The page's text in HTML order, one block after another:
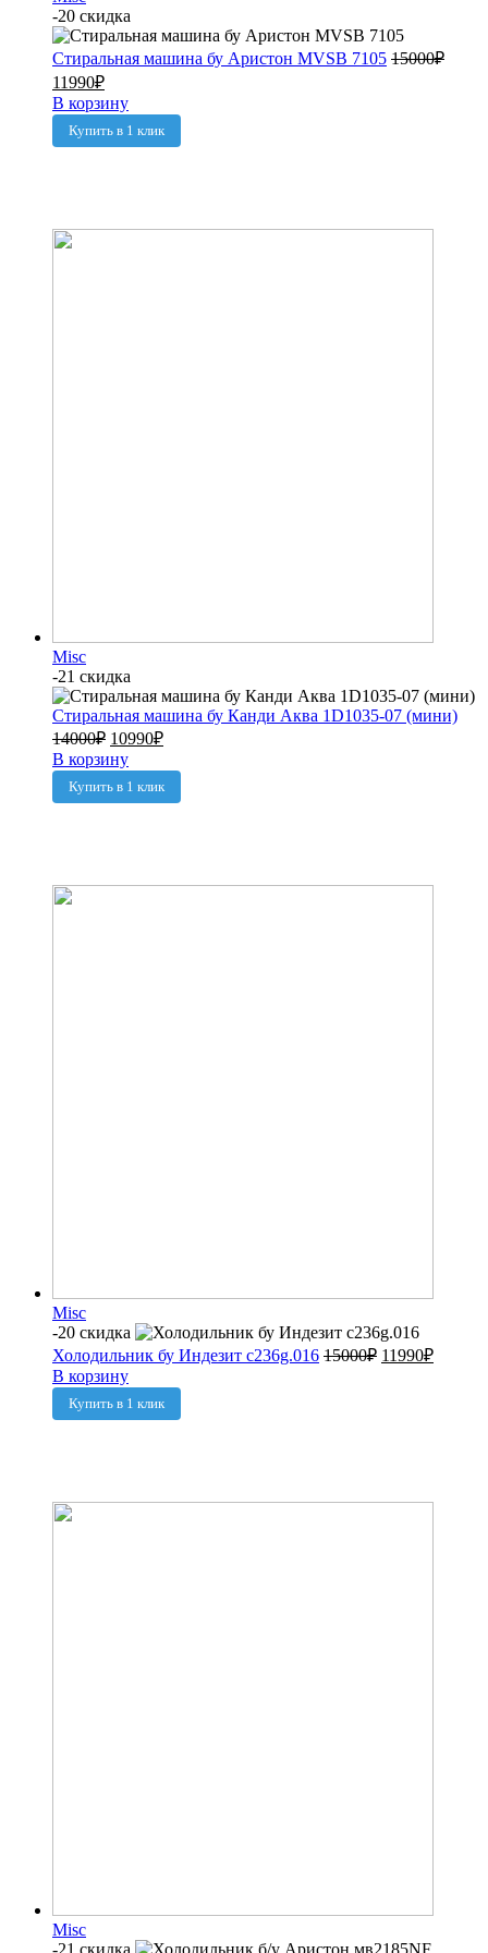
-20 скидка
Стиральная машина бу Аристон MVSB 7105 15000₽
11990₽
В корзину
Купить в 1 клик
Misc
-21 скидка
Стиральная машина бу Канди Аква 1D1035-07 (мини)
14000₽ 10990₽
В корзину
Купить в 1 клик
Misc
-20 скидка
Холодильник бу Индезит c236g.016 15000₽ 11990₽
В корзину
Купить в 1 клик
Misc